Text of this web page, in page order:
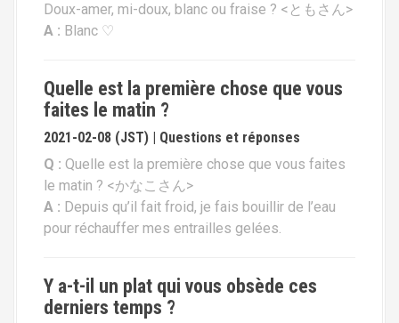
Doux-amer, mi-doux, blanc ou fraise ? <ともさん>
A : Blanc ♡
Quelle est la première chose que vous
faites le matin ?
2021-02-08 (JST) | Questions et réponses
Q : Quelle est la première chose que vous faites
le matin ? <かなこさん>
A : Depuis qu’il fait froid, je fais bouillir de l’eau
pour réchauffer mes entrailles gelées.
Y a-t-il un plat qui vous obsède ces
derniers temps ?